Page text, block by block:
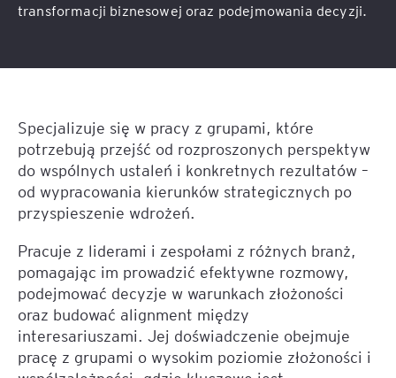
transformacji biznesowej oraz podejmowania decyzji.
Specjalizuje się w pracy z grupami, które
potrzebują przejść od rozproszonych perspektyw
do wspólnych ustaleń i konkretnych rezultatów –
od wypracowania kierunków strategicznych po
przyspieszenie wdrożeń.
Pracuje z liderami i zespołami z różnych branż,
pomagając im prowadzić efektywne rozmowy,
podejmować decyzje w warunkach złożoności
oraz budować alignment między
interesariuszami. Jej doświadczenie obejmuje
pracę z grupami o wysokim poziomie złożoności i